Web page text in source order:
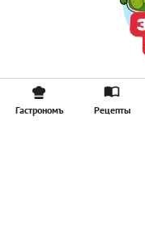
Гастрономъ Рецепты